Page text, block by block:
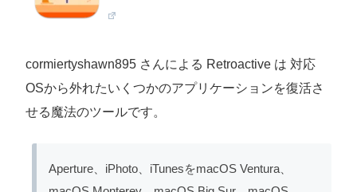
cormiertyshawn895 さんによる Retroactive は 対応
OSから外れたいくつかのアプリケーションを復活さ
せる魔法のツールです。
Aperture、iPhoto、iTunesをmacOS Ventura、